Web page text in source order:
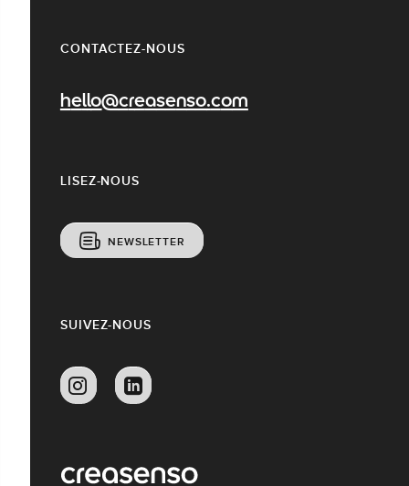
CONTACTEZ-NOUS
hello@creasenso.com
LISEZ-NOUS
NEWSLETTER
SUIVEZ-NOUS